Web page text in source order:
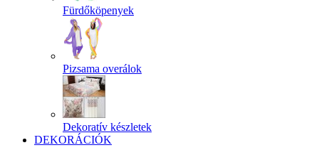
Fürdőköpenyek
Pizsama overálok
Dekoratív készletek
DEKORÁCIÓK